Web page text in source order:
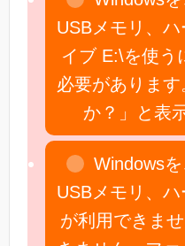
USBメモリ、
イブ E:\を使う
必要がありま
か？」と表
Windows
USBメモリ、
が利用できま